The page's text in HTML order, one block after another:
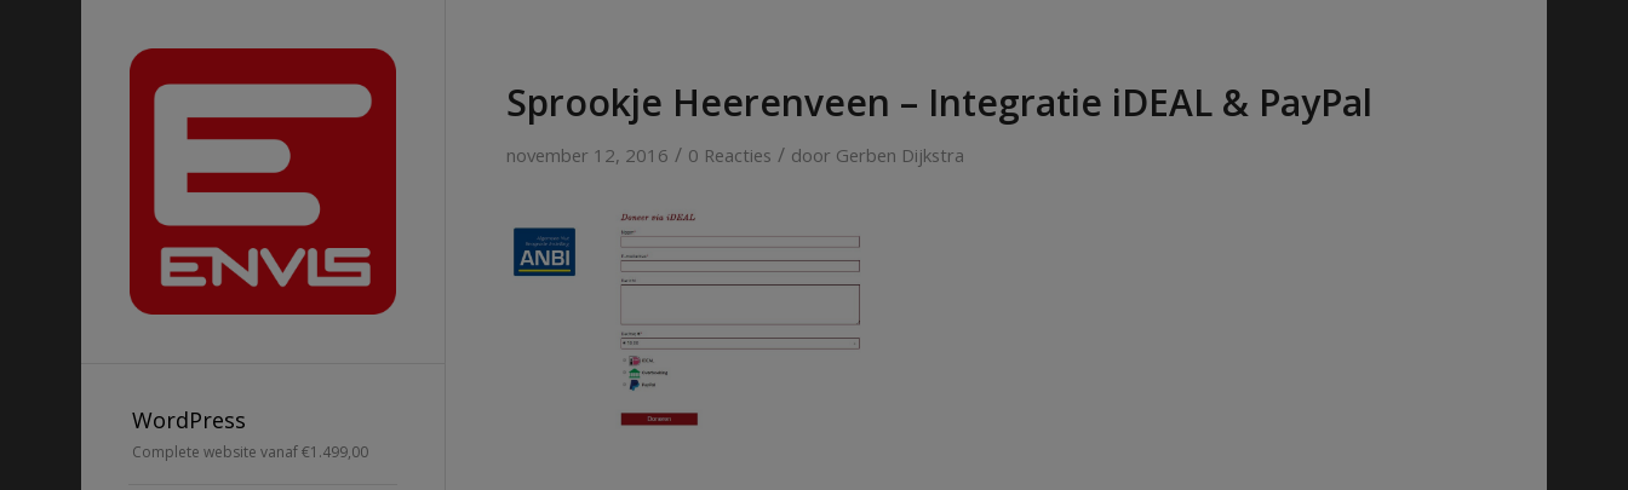
WordPress
Complete website vanaf €1.499,00
Sprookje Heerenveen – Integratie iDEAL & PayPal
november 12, 2016 / 0 Reacties / door Gerben Dijkstra